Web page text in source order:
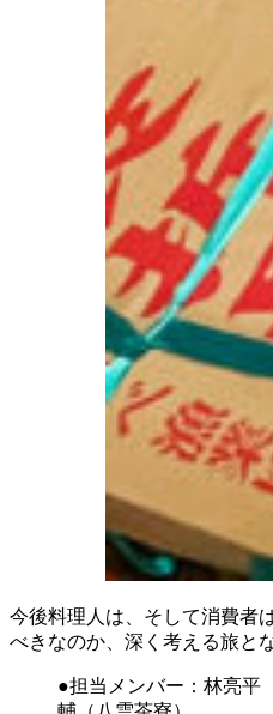
今後料理人は、そして消費者
べきなのか、深く考える旅と
●担当メンバー：林亮平